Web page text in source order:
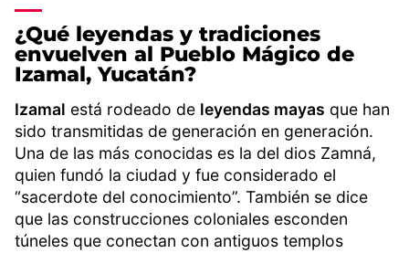
¿Qué leyendas y tradiciones
envuelven al Pueblo Mágico de
Izamal, Yucatán?
Izamal está rodeado de leyendas mayas que han
sido transmitidas de generación en generación.
Una de las más conocidas es la del dios Zamná,
quien fundó la ciudad y fue considerado el
“sacerdote del conocimiento”. También se dice
que las construcciones coloniales esconden
túneles que conectan con antiguos templos